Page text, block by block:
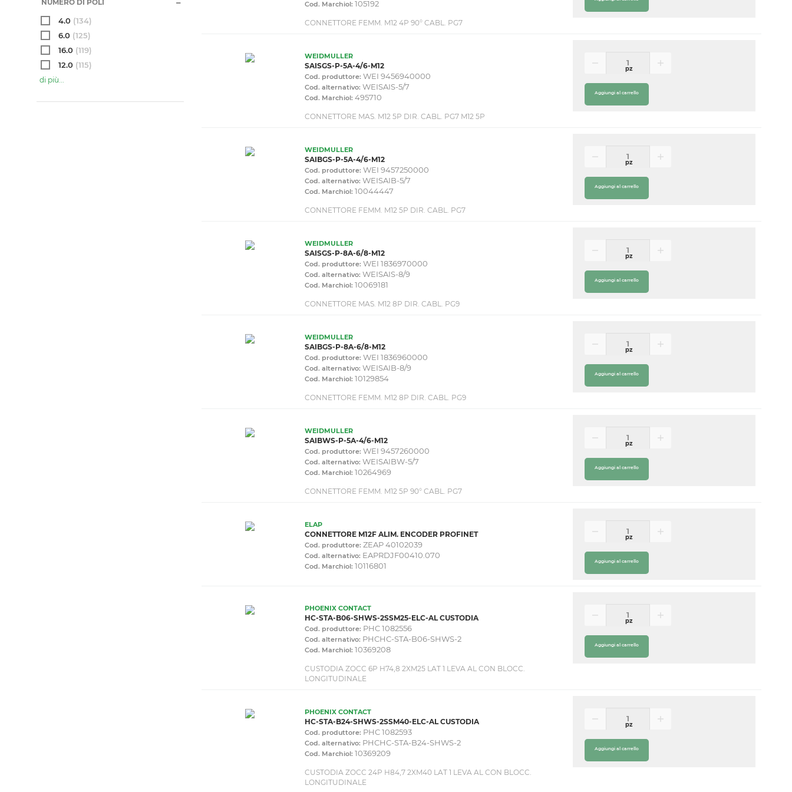
NUMERO DI POLI
4.0 (134)
6.0 (125)
16.0 (119)
12.0 (115)
di più...
Cod. Marchiol: 105192
CONNETTORE FEMM. M12 4P 90° CABL. PG7
WEIDMULLER
SAISGS-P-5A-4/6-M12
Cod. produttore: WEI 9456940000
Cod. alternativo: WEISAIS-5/7
Cod. Marchiol: 495710
CONNETTORE MAS. M12 5P DIR. CABL. PG7 M12 5P
pz
Aggiungi al carrello
WEIDMULLER
SAIBGS-P-5A-4/6-M12
Cod. produttore: WEI 9457250000
Cod. alternativo: WEISAIB-5/7
Cod. Marchiol: 10044447
CONNETTORE FEMM. M12 5P DIR. CABL. PG7
pz
Aggiungi al carrello
WEIDMULLER
SAISGS-P-8A-6/8-M12
Cod. produttore: WEI 1836970000
Cod. alternativo: WEISAIS-8/9
Cod. Marchiol: 10069181
CONNETTORE MAS. M12 8P DIR. CABL. PG9
pz
Aggiungi al carrello
WEIDMULLER
SAIBGS-P-8A-6/8-M12
Cod. produttore: WEI 1836960000
Cod. alternativo: WEISAIB-8/9
Cod. Marchiol: 10129854
CONNETTORE FEMM. M12 8P DIR. CABL. PG9
pz
Aggiungi al carrello
WEIDMULLER
SAIBWS-P-5A-4/6-M12
Cod. produttore: WEI 9457260000
Cod. alternativo: WEISAIBW-5/7
Cod. Marchiol: 10264969
CONNETTORE FEMM. M12 5P 90° CABL. PG7
pz
Aggiungi al carrello
ELAP
CONNETTORE M12F ALIM. ENCODER PROFINET
Cod. produttore: ZEAP 40102039
Cod. alternativo: EAPRDJF00410.070
Cod. Marchiol: 10116801
pz
Aggiungi al carrello
PHOENIX CONTACT
HC-STA-B06-SHWS-2SSM25-ELC-AL CUSTODIA
Cod. produttore: PHC 1082556
Cod. alternativo: PHCHC-STA-B06-SHWS-2
Cod. Marchiol: 10369208
CUSTODIA ZOCC 6P H74,8 2XM25 LAT 1 LEVA AL CON BLOCC.
LONGITUDINALE
pz
Aggiungi al carrello
PHOENIX CONTACT
HC-STA-B24-SHWS-2SSM40-ELC-AL CUSTODIA
Cod. produttore: PHC 1082593
Cod. alternativo: PHCHC-STA-B24-SHWS-2
Cod. Marchiol: 10369209
CUSTODIA ZOCC 24P H84,7 2XM40 LAT 1 LEVA AL CON BLOCC.
LONGITUDINALE
pz
Aggiungi al carrello